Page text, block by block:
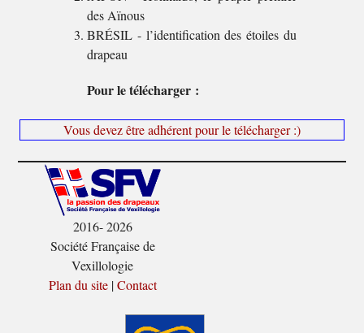
des Aïnous
BRÉSIL - l’identification des étoiles du
drapeau
Pour le télécharger :
Vous devez être adhérent pour le télécharger :)
2016- 2026
Société Française de
Vexillologie
Plan du site|Contact